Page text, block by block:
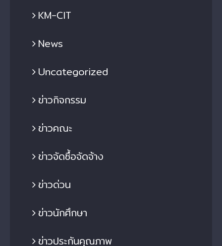
KM-CIT
News
Uncategorized
ข่าวกิจกรรม
ข่าวคณะ
ข่าวจัดซื้อจัดจ้าง
ข่าวด่วน
ข่าวนักศึกษา
ข่าวประกันคุณภาพ